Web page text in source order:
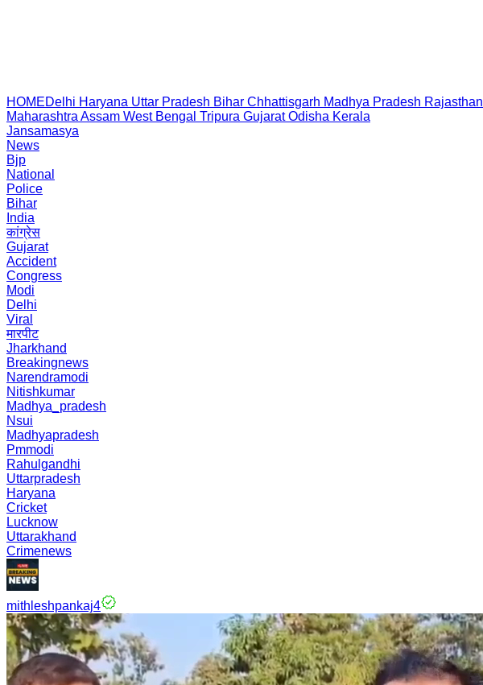
HOMEDelhi Haryana Uttar Pradesh Bihar Chhattisgarh Madhya Pradesh Rajasthan
Maharashtra Assam West Bengal Tripura Gujarat Odisha Kerala
Jansamasya
News
Bjp
National
Police
Bihar
India
कांग्रेस
Gujarat
Accident
Congress
Modi
Delhi
Viral
मारपीट
Jharkhand
Breakingnews
Narendramodi
Nitishkumar
Madhya_pradesh
Nsui
Madhyapradesh
Pmmodi
Rahulgandhi
Uttarpradesh
Haryana
Cricket
Lucknow
Uttarakhand
Crimenews
mithleshpankaj4